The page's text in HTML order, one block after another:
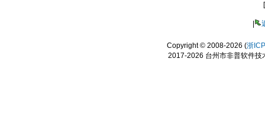
Copyright © 2008-2026 (浙
2017-2026 台州市非普软件